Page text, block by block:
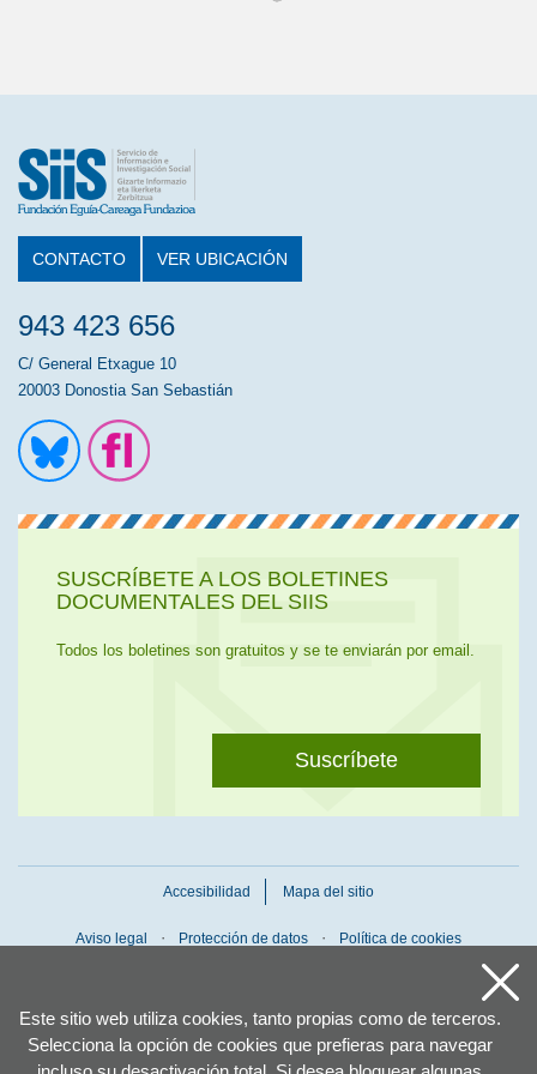
Este sitio web utiliza cookies, tanto propias como de terceros.
Selecciona la opción de cookies que prefieras para navegar
CONTACTO VER UBICACIÓN
943 423 656
C/ General Etxague 10
20003 Donostia San Sebastián
SUSCRÍBETE A LOS BOLETINES
DOCUMENTALES DEL SIIS
Todos los boletines son gratuitos y se te enviarán por email.
Suscríbete
Accesibilidad Mapa del sitio
Aviso legal Protección de datos Política de cookies